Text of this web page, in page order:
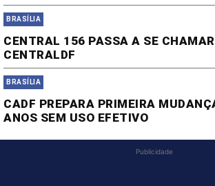
BRASÍLIA
CENTRAL 156 PASSA A SE CHAMAR
CENTRALDF
BRASÍLIA
CADF PREPARA PRIMEIRA
ANOS SEM USO EFETIVO
Publicidade